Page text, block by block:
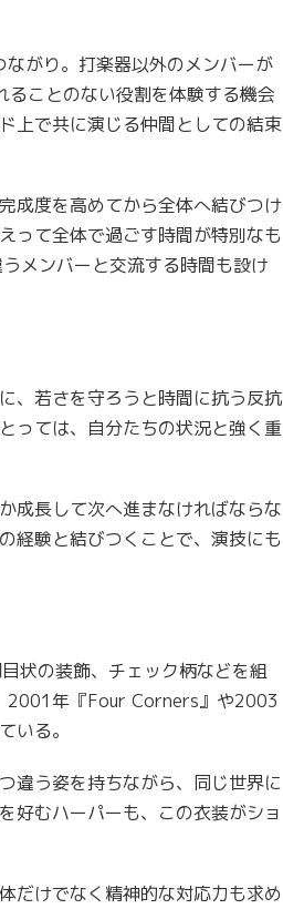
がり。打楽器以外のメンバーが
ことのない役割を体験する機会
上で共に演じる仲間としての結束
成度を高めてから全体へ結びつけ
って全体で過ごす時間が特別なも
メンバーと交流する時間も設け
、若さを守ろうと時間に抗う反抗
っては、自分たちの状況と強く重
成長して次へ進まなければならな
経験と結びつくことで、演技にも
状の装飾、チェック柄などを組
2001年『Four Corners』や2003
いる。
違う姿を持ちながら、同じ世界に
好むハーパーも、この衣装がショ
だけでなく精神的な対応力も求め